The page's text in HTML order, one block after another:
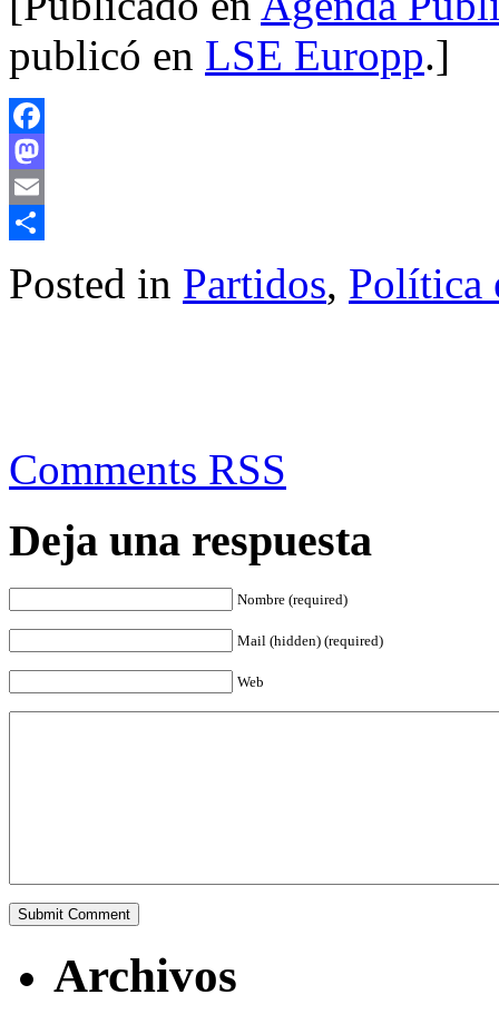
publicó en LSE Europp.]
Facebook
Mastodon
Email
Posted in Partidos, Política
Comments RSS
Deja una respuesta
Nombre (required)
Mail (hidden) (required)
Web
Archivos